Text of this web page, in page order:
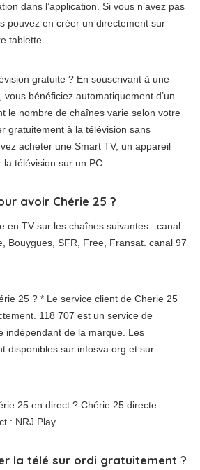
dans l’application. Si vous n’avez pas
pouvez en créer un directement sur
tablette.
gratuite ? En souscrivant à une
bénéficiez automatiquement d’un
le nombre de chaînes varie selon votre
gratuitement à la télévision sans
acheter une Smart TV, un appareil
télévision sur un PC.
avoir Chérie 25 ?
en TV sur les chaînes suivantes : canal
Bouygues, SFR, Free, Fransat. canal 97
25 ? * Le service client de Cherie 25
118 707 est un service de
indépendant de la marque. Les
disponibles sur infosva.org et sur
25 en direct ? Chérie 25 directe.
: NRJ Play.
la télé sur ordi gratuitement ?